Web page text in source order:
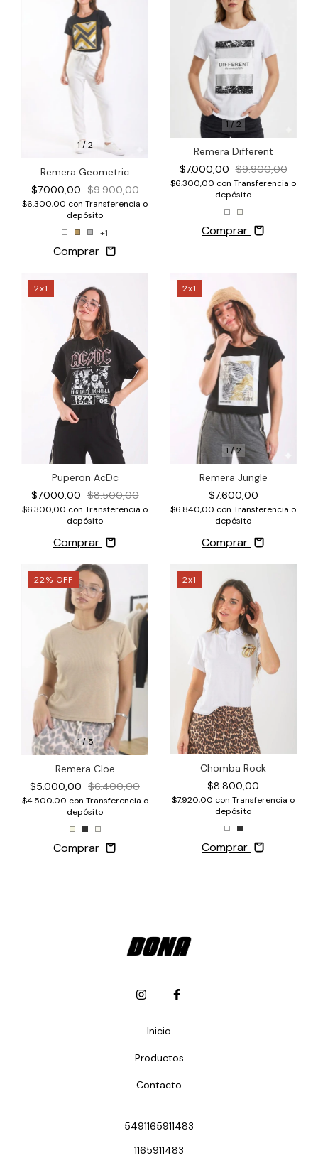
1/2
Remera Geometric
$7.000,00 $9.900,00
$6.300,00 con Transferencia o
depósito
+1
Comprar
1/2
Remera Different
$7.000,00 $9.900,00
$6.300,00 con Transferencia o
depósito
Comprar
2x1
Puperon AcDc
$7.000,00 $8.500,00
$6.300,00 con Transferencia o
depósito
Comprar
1/2
2x1
Remera Jungle
$7.600,00
$6.840,00 con Transferencia o
depósito
Comprar
1/5
22% OFF
Remera Cloe
$5.000,00 $6.400,00
$4.500,00 con Transferencia o
depósito
Comprar
2x1
Chomba Rock
$8.800,00
$7.920,00 con Transferencia o
depósito
Comprar
Inicio
Productos
Contacto
5491165911483
1165911483